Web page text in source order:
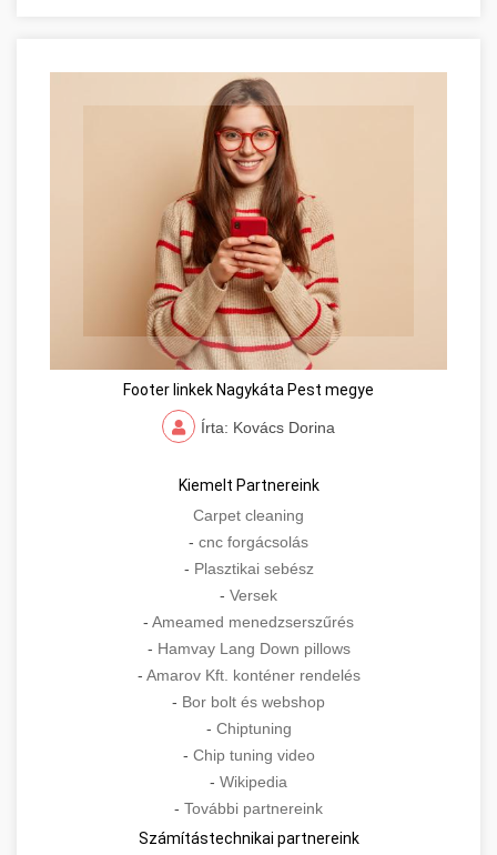
Footer linkek Nagykáta Pest megye
Írta: Kovács Dorina
Kiemelt Partnereink
Carpet cleaning
- cnc forgácsolás
- Plasztikai sebész
- Versek
- Ameamed menedzserszűrés
- Hamvay Lang Down pillows
- Amarov Kft. konténer rendelés
- Bor bolt és webshop
- Chiptuning
- Chip tuning video
- Wikipedia
- További partnereink
Számítástechnikai partnereink